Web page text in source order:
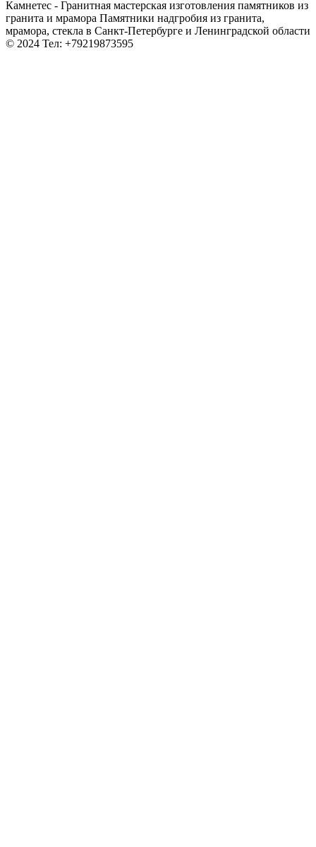
Камнетес - Гранитная мастерская изготовления памятников из
гранита и мрамора Памятники надгробия из гранита,
мрамора, стекла в Санкт-Петербурге и Ленинградской области
© 2024 Тел: +79219873595